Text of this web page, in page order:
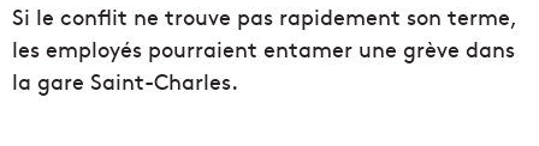
Si le conflit ne trouve pas rapidement son terme,
les employés pourraient entamer une grève dans
la gare Saint-Charles.